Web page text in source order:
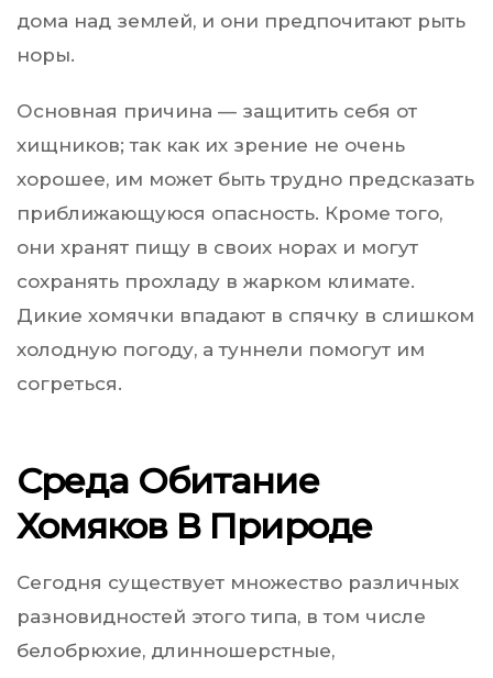
дома над землей, и они предпочитают рыть
норы.
Основная причина — защитить себя от
хищников; так как их зрение не очень
хорошее, им может быть трудно предсказать
приближающуюся опасность. Кроме того,
они хранят пищу в своих норах и могут
сохранять прохладу в жарком климате.
Дикие хомячки впадают в спячку в слишком
холодную погоду, а туннели помогут им
согреться.
Среда Обитание
Хомяков В Природе
Сегодня существует множество различных
разновидностей этого типа, в том числе
белобрюхие, длинношерстные,